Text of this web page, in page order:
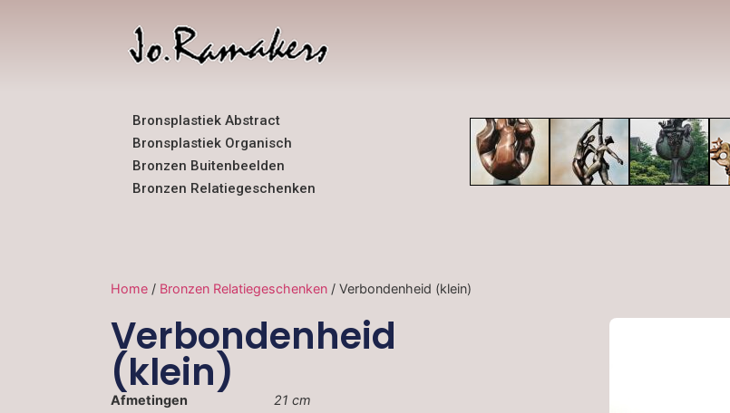
Bronsplastiek Abstract
Bronsplastiek Organisch
Bronzen Buitenbeelden
Bronzen Relatiegeschenken
Home / Bronzen Relatiegeschenken / Verbondenheid (klein)
Verbondenheid
(klein)
Afmetingen 21 cm